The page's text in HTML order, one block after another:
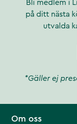
Bli medlem i
på ditt nästa
utvalda
*Gäller ej
Om oss